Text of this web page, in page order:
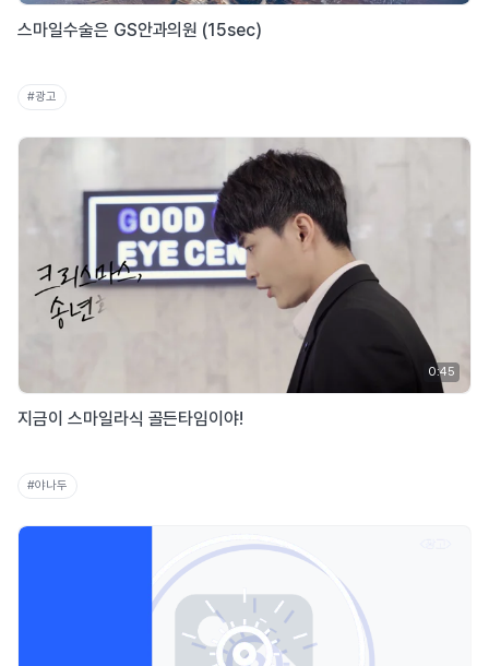
스마일수술은 GS안과의원 (15sec)
#광고
0:45
지금이 스마일라식 골든타임이야!
#야나두